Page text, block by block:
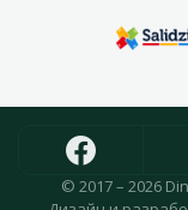
© 2017 – 2026